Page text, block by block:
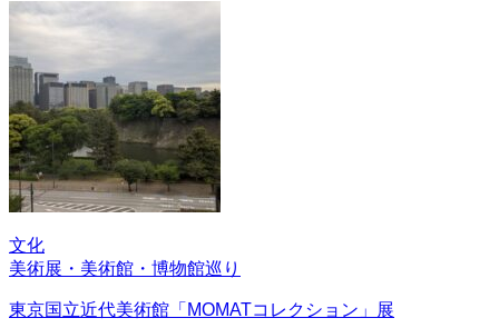
文化
美術展・美術館・博物館巡り
東京国立近代美術館「MOMATコレクション」展